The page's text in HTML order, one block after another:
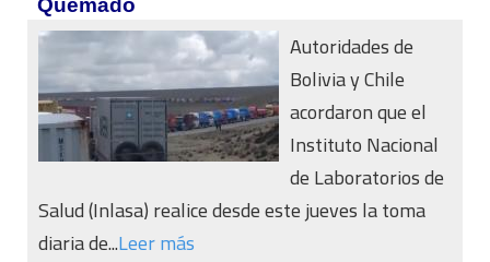
Quemado
Autoridades de
Bolivia y Chile
acordaron que el
Instituto Nacional
de Laboratorios de
Salud (Inlasa) realice desde este jueves la toma
diaria de...Leer más